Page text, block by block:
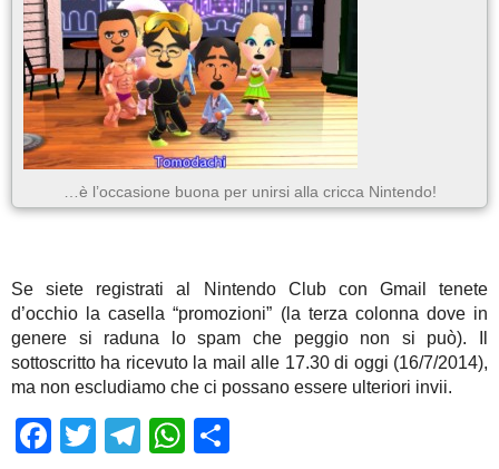
…è l’occasione buona per unirsi alla cricca Nintendo!
Se siete registrati al Nintendo Club con Gmail tenete
d’occhio la casella “promozioni” (la terza colonna dove in
genere si raduna lo spam che peggio non si può). Il
sottoscritto ha ricevuto la mail alle 17.30 di oggi (16/7/2014),
ma non escludiamo che ci possano essere ulteriori invii.
Facebook
TwitterTelegram
WhatsApp